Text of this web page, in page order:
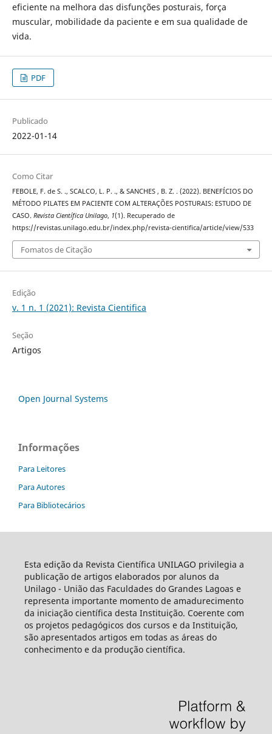
eficiente na melhora das disfunções posturais, força
muscular, mobilidade da paciente e em sua qualidade de
vida.
PDF
Publicado
2022-01-14
Como Citar
FEBOLE, F. de S. ., SCALCO, L. P. ., & SANCHES , B. Z. . (2022). BENEFÍCIOS DO
MÉTODO PILATES EM PACIENTE COM ALTERAÇÕES POSTURAIS: ESTUDO DE
CASO. Revista Científica Unilago, 1(1). Recuperado de
https://revistas.unilago.edu.br/index.php/revista-cientifica/article/view/533
Fomatos de Citação
Edição
v. 1 n. 1 (2021): Revista Cientifica
Seção
Artigos
Open Journal Systems
Informações
Para Leitores
Para Autores
Para Bibliotecários
Esta edição da Revista Científica UNILAGO privilegia a
publicação de artigos elaborados por alunos da
Unilago - União das Faculdades do Grandes Lagoas e
representa importante momento de amadurecimento
da iniciação científica desta Instituição. Coerente com
os projetos pedagógicos dos cursos e da Instituição,
são apresentados artigos em todas as áreas do
conhecimento e da produção científica.